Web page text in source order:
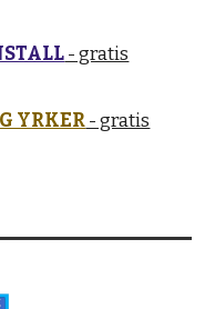
- gratis
YRKER- gratis